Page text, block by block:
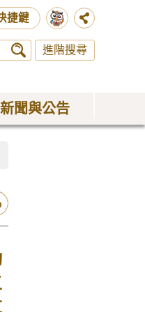
捷鍵
進階搜尋
新聞與公告